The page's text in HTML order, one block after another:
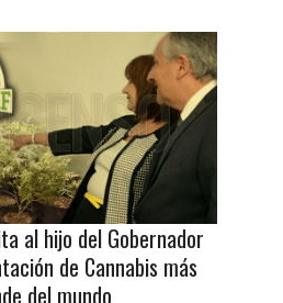
al hijo del Gobernador
de Cannabis más
del mundo